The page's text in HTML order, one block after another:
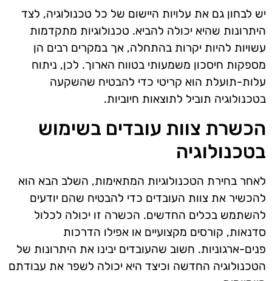
יש לבחון גם את עלויות היישום של כל טכנולוגיה, לצד
היתרונות שהיא יכולה להביא. טכנולוגיות מתקדמות
עשויות להיות יקרות בהתחלה, אך במקרים רבים הן
מספקות חיסכון משמעותי בטווח הארוך. לכן, ניתוח
עלות-תועלת הוא קריטי כדי להבטיח שהשקעה
בטכנולוגיה תוביל לתוצאות חיוביות.
הכשרת צוות עובדים בשימוש
בטכנולוגיה
לאחר בחירת הטכנולוגיות המתאימות, השלב הבא הוא
להכשיר את צוות העובדים כדי להבטיח שהם יודעים
להשתמש בכלים החדשים. הכשרה זו יכולה לכלול
סדנאות, קורסים מקצועיים או אפילו הדרכות
פנים-ארגוניות. חשוב שהעובדים יבינו את היתרונות של
הטכנולוגיה החדשה וכיצד היא יכולה לשפר את עבודתם